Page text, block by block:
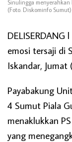
Sinulingga
(Foto. Diskominfo Sumut)
DELISERDANG l
emosi tersaji di
Iskandar,
Payabakung
4 Sumut Piala
menaklukkan
yang